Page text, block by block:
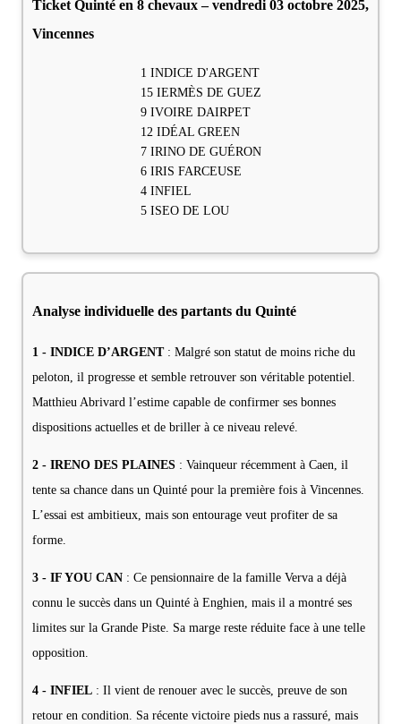
Ticket Quinté en 8 chevaux – vendredi 03 octobre 2025,
Vincennes
1 INDICE D'ARGENT
15 IERMÈS DE GUEZ
9 IVOIRE DAIRPET
12 IDÉAL GREEN
7 IRINO DE GUÉRON
6 IRIS FARCEUSE
4 INFIEL
5 ISEO DE LOU
Analyse individuelle des partants du Quinté
1 - INDICE D’ARGENT: Malgré son statut de moins riche du
peloton, il progresse et semble retrouver son véritable potentiel.
Matthieu Abrivard l’estime capable de confirmer ses bonnes
dispositions actuelles et de briller à ce niveau relevé.
2 - IRENO DES PLAINES : Vainqueur récemment à Caen, il
tente sa chance dans un Quinté pour la première fois à Vincennes.
L’essai est ambitieux, mais son entourage veut profiter de sa
forme.
3 - IF YOU CAN : Ce pensionnaire de la famille Verva a déjà
connu le succès dans un Quinté à Enghien, mais il a montré ses
limites sur la Grande Piste. Sa marge reste réduite face à une telle
opposition.
4 - INFIEL : Il vient de renouer avec le succès, preuve de son
retour en condition. Sa récente victoire pieds nus a rassuré, mais